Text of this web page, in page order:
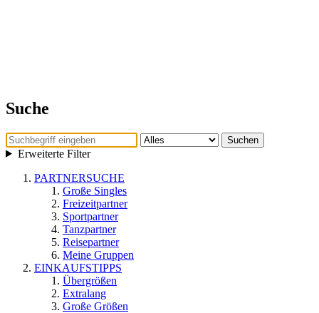
Suche
Suchen
Erweiterte Filter
PARTNERSUCHE
Große Singles
Freizeitpartner
Sportpartner
Tanzpartner
Reisepartner
Meine Gruppen
EINKAUFSTIPPS
Übergrößen
Extralang
Große Größen